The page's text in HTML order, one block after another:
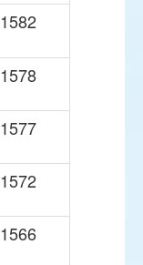
1582
1578
1577
1572
1566